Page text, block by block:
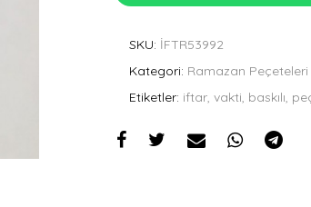
SKU: İFTR53992
Kategori: Ramazan Peçeteleri
Etiketler: iftar, vakti, baskılı,